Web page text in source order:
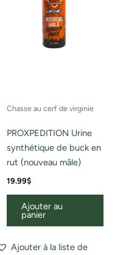
Chasse au cerf de virginie
PROXPEDITION Urine
synthétique de buck en
rut (nouveau mâle)
19.99$
Ajouter au
panier
Ajouter à la liste de